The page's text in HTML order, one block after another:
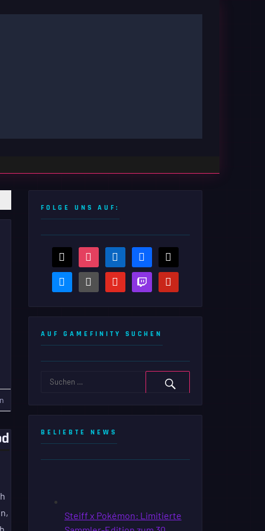
FOLGE UNS AUF:
threads instagramlinkedin facebook
bluesky steam-
square
youtubetwitch pinterest
AUF GAMEFINITY SUCHEN
BELIEBTE NEWS